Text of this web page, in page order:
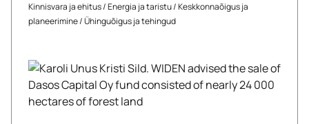
Kinnisvara ja ehitus/Energia ja taristu/Keskkonnaõigus ja
planeerimine/Ühinguõigus ja tehingud